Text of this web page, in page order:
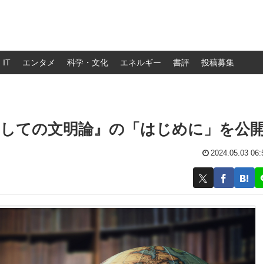
IT エンタメ 科学・文化 エネルギー 書評 投稿募集
ての文明論』の「はじめに」を公
2024.05.03